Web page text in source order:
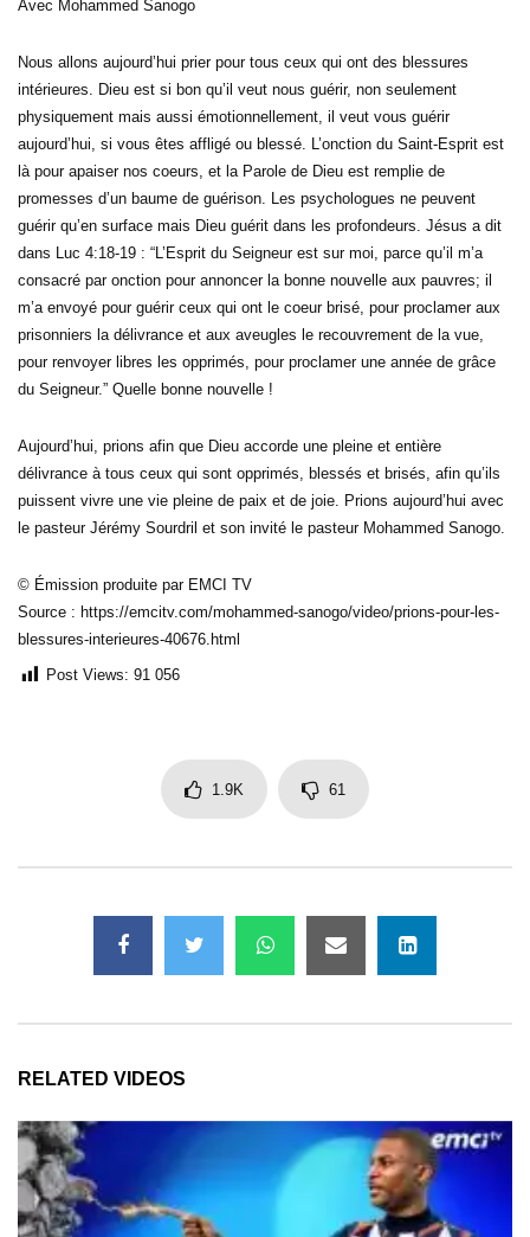
Avec Mohammed Sanogo
Nous allons aujourd’hui prier pour tous ceux qui ont des blessures
intérieures. Dieu est si bon qu’il veut nous guérir, non seulement
physiquement mais aussi émotionnellement, il veut vous guérir
aujourd’hui, si vous êtes affligé ou blessé. L’onction du Saint-Esprit est
là pour apaiser nos coeurs, et la Parole de Dieu est remplie de
promesses d’un baume de guérison. Les psychologues ne peuvent
guérir qu’en surface mais Dieu guérit dans les profondeurs. Jésus a dit
dans Luc 4:18-19 : “L’Esprit du Seigneur est sur moi, parce qu’il m’a
consacré par onction pour annoncer la bonne nouvelle aux pauvres; il
m’a envoyé pour guérir ceux qui ont le coeur brisé, pour proclamer aux
prisonniers la délivrance et aux aveugles le recouvrement de la vue,
pour renvoyer libres les opprimés, pour proclamer une année de grâce
du Seigneur.” Quelle bonne nouvelle !
Aujourd’hui, prions afin que Dieu accorde une pleine et entière
délivrance à tous ceux qui sont opprimés, blessés et brisés, afin qu’ils
puissent vivre une vie pleine de paix et de joie. Prions aujourd’hui avec
le pasteur Jérémy Sourdril et son invité le pasteur Mohammed Sanogo.
© Émission produite par EMCI TV
Source : https://emcitv.com/mohammed-sanogo/video/prions-pour-les-
blessures-interieures-40676.html
Post Views: 91 056
1.9K 61
RELATED VIDEOS